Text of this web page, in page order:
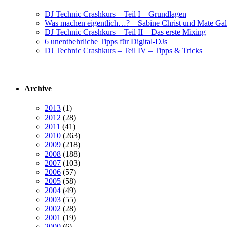
DJ Technic Crashkurs – Teil I – Grundlagen
Was machen eigentlich…? – Sabine Christ und Mate
DJ Technic Crashkurs – Teil II – Das erste Mixing
6 unentbehrliche Tipps für Digital-DJs
DJ Technic Crashkurs – Teil IV – Tipps & Tricks
Archive
2013 (1)
2012 (28)
2011 (41)
2010 (263)
2009 (218)
2008 (188)
2007 (103)
2006 (57)
2005 (58)
2004 (49)
2003 (55)
2002 (28)
2001 (19)